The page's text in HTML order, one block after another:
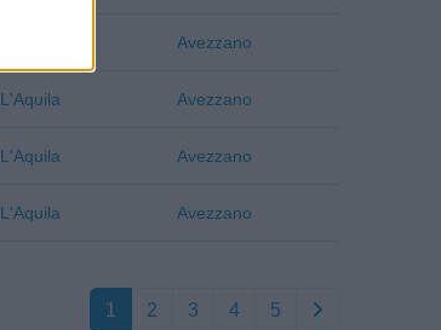
Avezzano
L'Aquila Avezzano
L'Aquila Avezzano
L'Aquila Avezzano
1 2 3 4 5